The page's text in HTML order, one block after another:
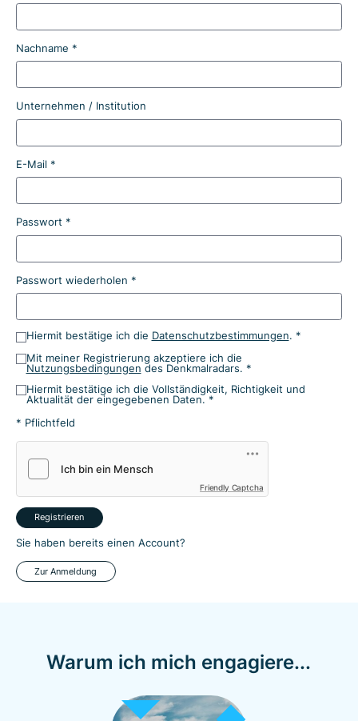
Nachname *
Unternehmen / Institution
E-Mail *
Passwort *
Passwort wiederholen *
Hiermit bestätige ich die Datenschutzbestimmungen. *
Mit meiner Registrierung akzeptiere ich die
Nutzungsbedingungen des Denkmalradars. *
Hiermit bestätige ich die Vollständigkeit, Richtigkeit und
Aktualität der eingegebenen Daten. *
* Pflichtfeld
Friendly Captcha
Registrieren
Sie haben bereits einen Account?
Zur Anmeldung
Warum ich mich engagiere...